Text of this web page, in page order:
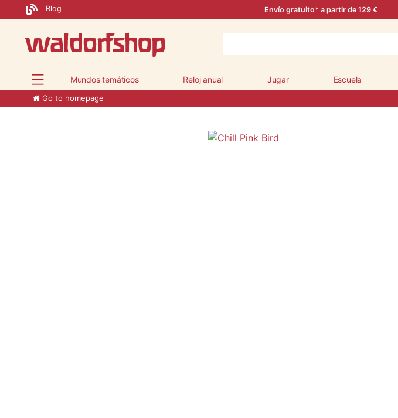
Blog Envío gratuito* a partir de 129 €
Mundos temáticos Reloj anual Jugar Escuela
Go to homepage